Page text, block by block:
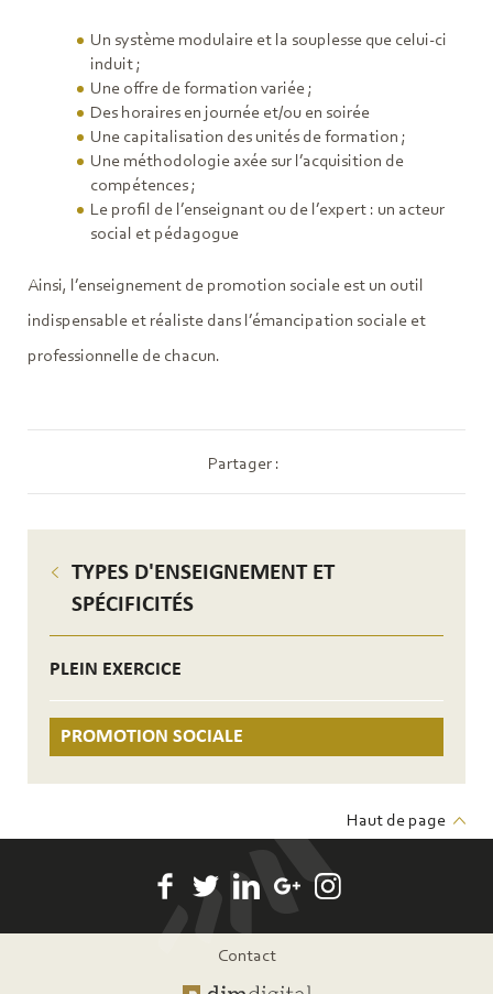
TYPES D'ENSEIGNEMENT ET
SPÉCIFICITÉS
PLEIN EXERCICE
PROMOTION SOCIALE
Un système modulaire et la souplesse que celui-ci
induit ;
Une offre de formation variée ;
Des horaires en journée et/ou en soirée
Une capitalisation des unités de formation ;
Une méthodologie axée sur l’acquisition de
compétences ;
Le profil de l’enseignant ou de l’expert : un acteur
social et pédagogue
Ainsi, l’enseignement de promotion sociale est un outil
indispensable et réaliste dans l’émancipation sociale et
professionnelle de chacun.
Partager :
Haut de page
Contact